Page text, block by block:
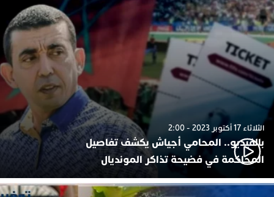
الثلاثاء 17 أكتوبر 2023 - 2:00
بالفيديو.. المحامي أجياش يكشف تفاصيل
المحاكمة في فضيحة تذاكر المونديال